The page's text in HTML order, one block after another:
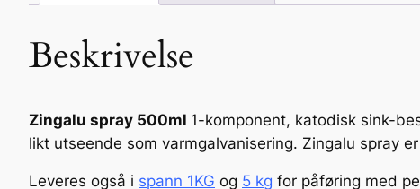
Beskrivelse
Zingalu spray 500ml 1-komponent, katodisk sink-
likt utseende som varmgalvanisering. Zingalu spray
Leveres også i spann 1KG og 5 kg for påføring med